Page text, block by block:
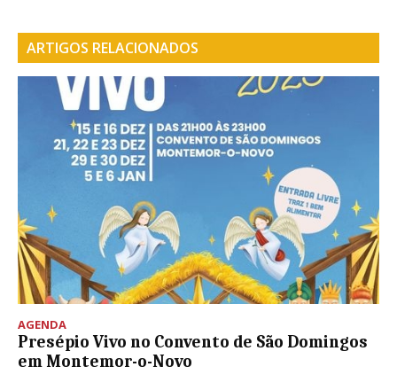
ARTIGOS RELACIONADOS
AGENDA
Presépio Vivo no Convento de São Domingos
em Montemor-o-Novo